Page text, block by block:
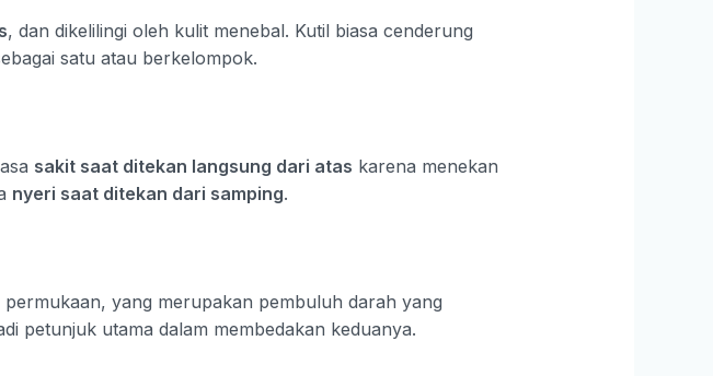
, dan dikelilingi oleh kulit menebal. Kutil biasa cenderung
satu atau berkelompok.
sakit saat ditekan langsung dari atas karena menekan
nyeri saat ditekan dari samping.
permukaan, yang merupakan pembuluh darah yang
petunjuk utama dalam membedakan keduanya.